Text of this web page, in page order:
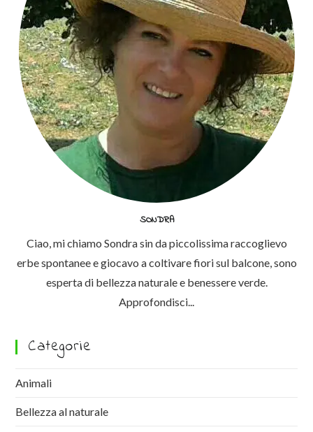
SONDRA
Ciao, mi chiamo Sondra sin da piccolissima raccoglievo
erbe spontanee e giocavo a coltivare fiori sul balcone, sono
esperta di bellezza naturale e benessere verde.
Approfondisci...
Categorie
Animali
Bellezza al naturale